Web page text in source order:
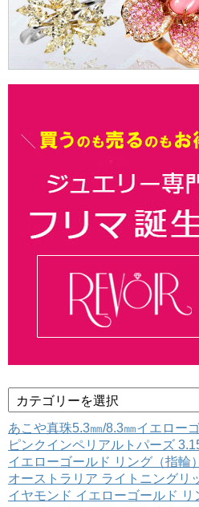
テ
ゴ
リ
ー
あこや真珠5.3㎜/8.3㎜イエロー
ピンクインペリアルトパーズ
イエローゴールド リング（指輪）
オーストラリア ライトニングリ
イヤモンド イエローゴールド リ